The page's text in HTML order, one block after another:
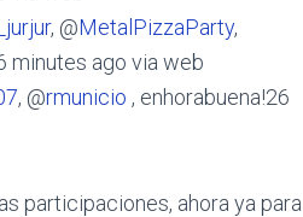
, @MetalPizzaParty,
minutes ago via web
, @rmunicio , enhorabuena!26
participaciones, ahora ya para